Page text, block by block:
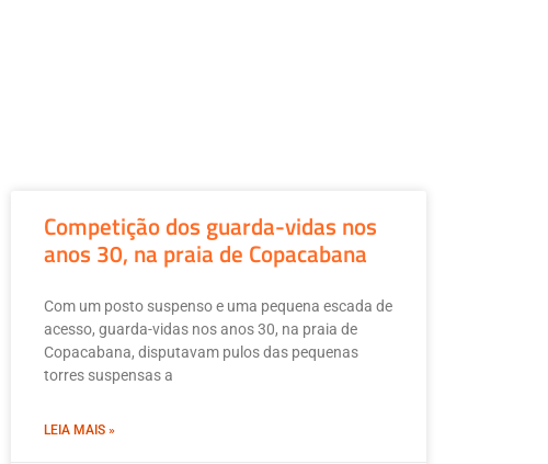
Competição dos guarda-vidas nos
anos 30, na praia de Copacabana
Com um posto suspenso e uma pequena escada de
acesso, guarda-vidas nos anos 30, na praia de
Copacabana, disputavam pulos das pequenas
torres suspensas a
LEIA MAIS »